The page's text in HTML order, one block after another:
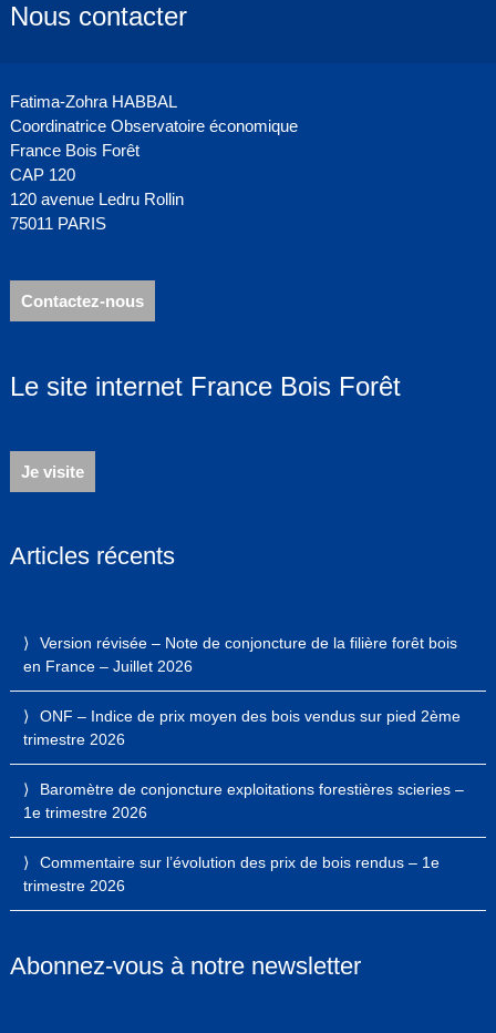
Nous contacter
Fatima-Zohra HABBAL
Coordinatrice Observatoire économique
France Bois Forêt
CAP 120
120 avenue Ledru Rollin
75011 PARIS
Contactez-nous
Le site internet France Bois Forêt
Je visite
Articles récents
Version révisée – Note de conjoncture de la filière forêt bois
en France – Juillet 2026
ONF – Indice de prix moyen des bois vendus sur pied 2ème
trimestre 2026
Baromètre de conjoncture exploitations forestières scieries –
1e trimestre 2026
Commentaire sur l’évolution des prix de bois rendus – 1e
trimestre 2026
Abonnez-vous à notre newsletter